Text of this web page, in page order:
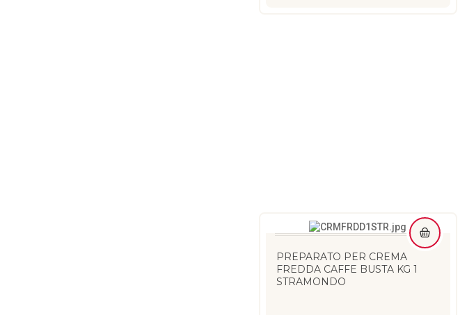
PREPARATO PER CREMA
FREDDA CAFFE BUSTA KG 1
STRAMONDO